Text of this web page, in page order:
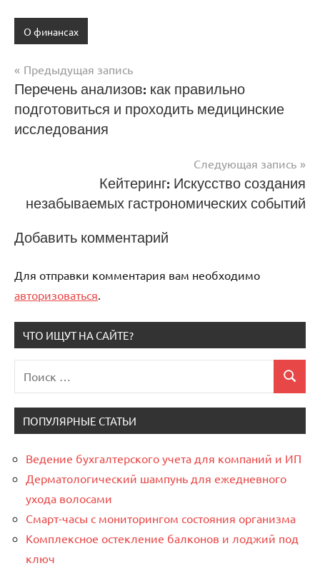
О финансах
Навигация
по
записям
Предыдущая запись
Перечень анализов: как правильно
подготовиться и проходить медицинские
исследования
Следующая запись
Кейтеринг: Искусство создания
незабываемых гастрономических событий
Добавить комментарий
Для отправки комментария вам необходимо
авторизоваться.
ЧТО ИЩУТ НА САЙТЕ?
Поиск
для:
Поиск
ПОПУЛЯРНЫЕ СТАТЬИ
Ведение бухгалтерского учета для компаний и ИП
Дерматологический шампунь для ежедневного
ухода волосами
Смарт-часы с мониторингом состояния организма
Комплексное остекление балконов и лоджий под
ключ